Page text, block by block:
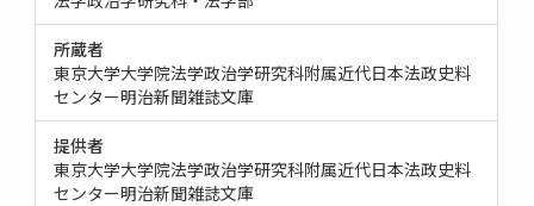
所蔵者
東京大学大学院法学政治学研究科附属近代日本法政史料
センター明治新聞雑誌文庫
提供者
東京大学大学院法学政治学研究科附属近代日本法政史料
センター明治新聞雑誌文庫